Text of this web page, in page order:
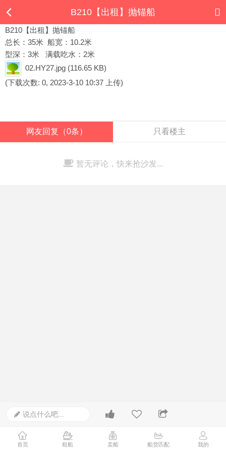
B210【出租】抛锚船
B210【出租】抛锚船
总长：35米 船宽：10.2米
型深：3米 满载吃水：2米
02.HY27.jpg (116.65 KB)
(下载次数: 0, 2023-3-10 10:37 上传)
网友回复（0条） 只看楼主
暂无评论，快来抢沙发...
说点什么吧...
首页 租船 卖船 船货匹配 我的